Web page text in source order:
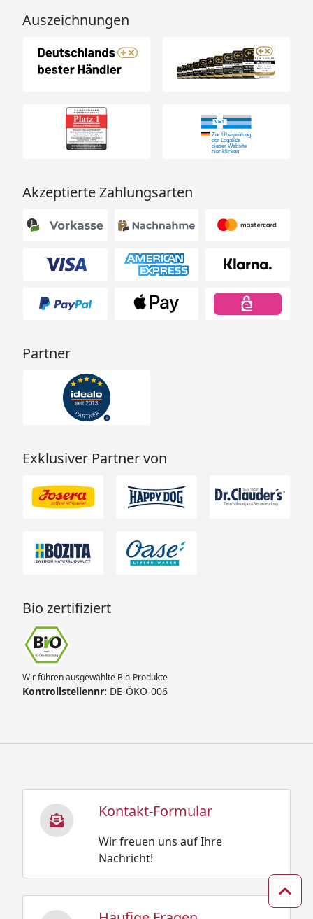
Auszeichnungen
Akzeptierte Zahlungsarten
Partner
Exklusiver Partner von
Bio zertifiziert
Wir führen ausgewählte Bio-Produkte
Kontrollstellennr: DE-ÖKO-006
Kontakt-Formular
Wir freuen uns auf Ihre
Nachricht!